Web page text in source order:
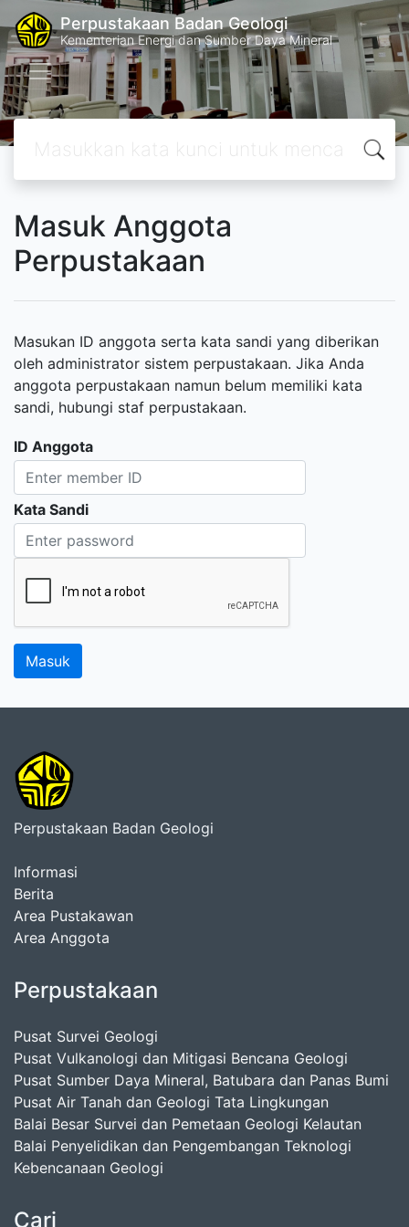
Perpustakaan Badan Geologi
Kementerian Energi dan Sumber Daya Mineral
Masuk Anggota
Perpustakaan
Masukan ID anggota serta kata sandi yang diberikan
oleh administrator sistem perpustakaan. Jika Anda
anggota perpustakaan namun belum memiliki kata
sandi, hubungi staf perpustakaan.
ID Anggota
Kata Sandi
Perpustakaan Badan Geologi
Informasi
Berita
Area Pustakawan
Area Anggota
Perpustakaan
Pusat Survei Geologi
Pusat Vulkanologi dan Mitigasi Bencana Geologi
Pusat Sumber Daya Mineral, Batubara dan Panas Bumi
Pusat Air Tanah dan Geologi Tata Lingkungan
Balai Besar Survei dan Pemetaan Geologi Kelautan
Balai Penyelidikan dan Pengembangan Teknologi
Kebencanaan Geologi
Cari